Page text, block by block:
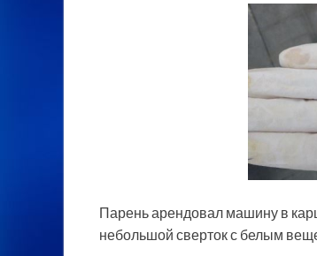
Парень арендовал машину в
небольшой сверток с белым